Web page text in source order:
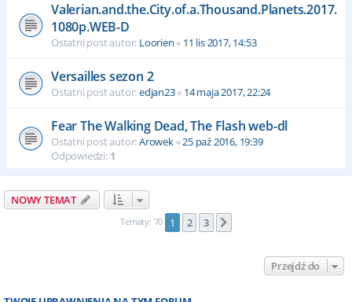
Valerian.and.the.City.of.a.Thousand.Planets.2017.
1080p.WEB-D
Ostatni post autor: Loorien« 11 lis 2017, 14:53
Versailles sezon 2
Ostatni post autor:edjan23« 14 maja 2017, 22:24
Fear The Walking Dead, The Flash web-dl
Ostatni post autor:Arowek«25 paź 2016, 19:39
Odpowiedzi: 1
NOWY TEMAT
Tematy: 70 1 2 3
Przejdź do